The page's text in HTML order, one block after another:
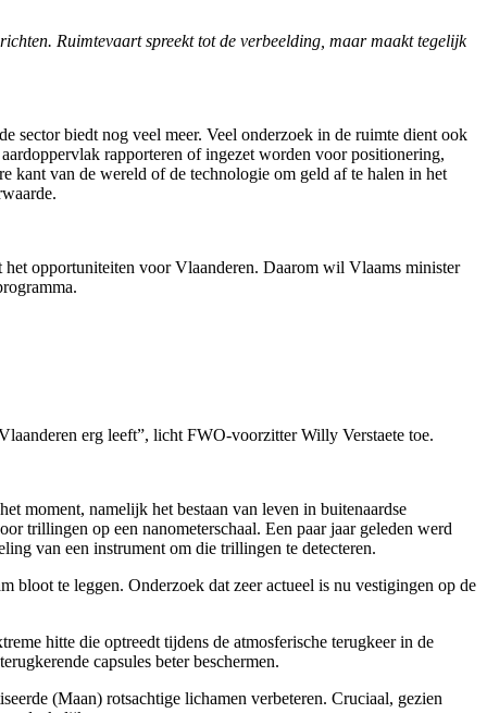
Ruimtevaart spreekt tot de verbeelding, maar maakt tegelijk
sector biedt nog veel meer. Veel onderzoek in de ruimte dient ook
rapporteren of ingezet worden voor positionering,
kant van de wereld of de technologie om geld af te halen in het
opportuniteiten voor Vlaanderen. Daarom wil Vlaams minister
erg leeft”, licht FWO-voorzitter Willy Verstaete toe.
moment, namelijk het bestaan van leven in buitenaardse
trillingen op een nanometerschaal. Een paar jaar geleden werd
van een instrument om die trillingen te detecteren.
bloot te leggen. Onderzoek dat zeer actueel is nu vestigingen op de
hitte die optreedt tijdens de atmosferische terugkeer in de
capsules beter beschermen.
(Maan) rotsachtige lichamen verbeteren. Cruciaal, gezien